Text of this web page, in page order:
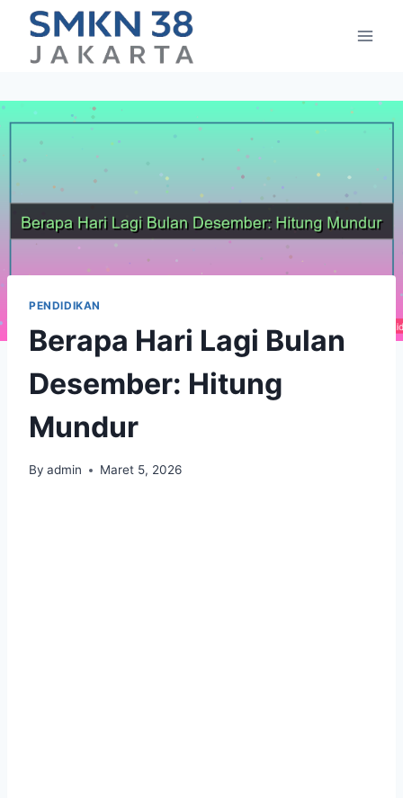
content
PENDIDIKAN
Berapa Hari Lagi Bulan
Desember: Hitung
Mundur
By admin Maret 5, 2026